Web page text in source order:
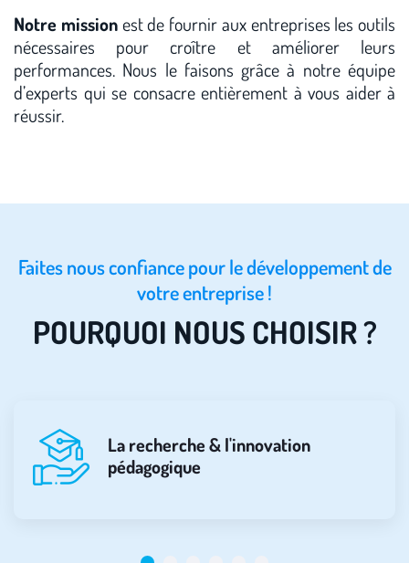
Notre missionest de fournir aux entreprises les outils
nécessaires pour croître et améliorer leurs
performances. Nous le faisons grâce à notre équipe
d’experts qui se consacre entièrement à vous aider à
réussir.
Faites nous confiance pour le développement de
votre entreprise !
POURQUOI NOUS CHOISIR ?
La recherche & l'innovation
pédagogique